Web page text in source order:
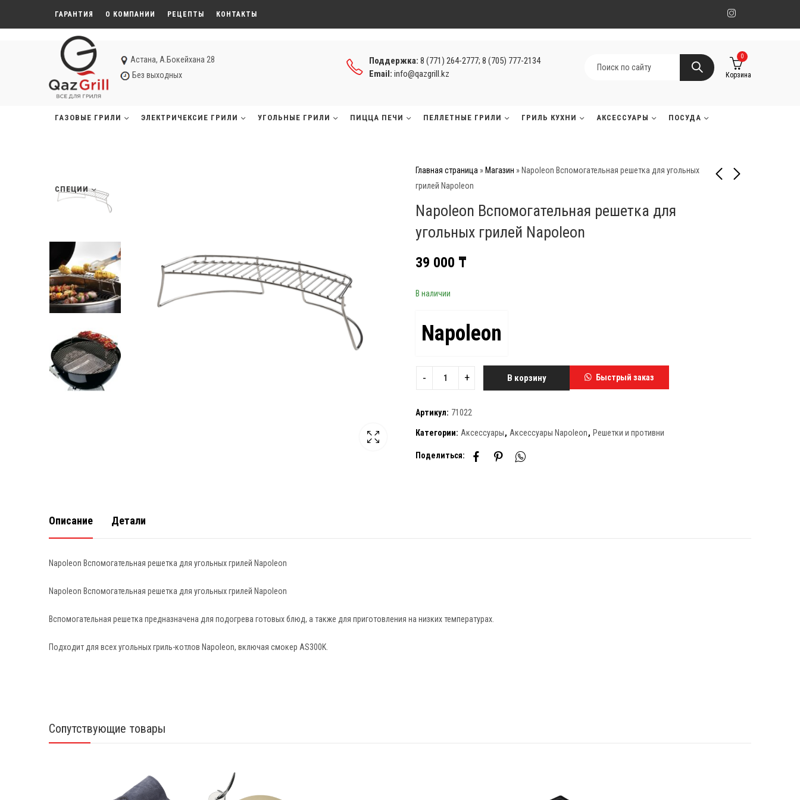
ГАРАНТИЯ О КОМПАНИИ РЕЦЕПТЫ КОНТАКТЫ
Астана, А.Бокейхана 28
Без выходных
Поддержка: 8 (771) 264-2777; 8 (705) 777-2134
Email: info@qazgrill.kz
0
Корзина
ГАЗОВЫЕ ГРИЛИ ЭЛЕКТРИЧЕКСИЕ ГРИЛИ УГОЛЬНЫЕ ГРИЛИ ПИЦЦА ПЕЧИ ПЕЛЛЕТНЫЕ ГРИЛИ ГРИЛЬ КУХНИ АКСЕССУАРЫ ПОСУДА
СПЕЦИИ
Главная страница » Магазин » Napoleon Вспомогательная решетка для угольных
грилей Napoleon
Napoleon Вспомогательная решетка для
угольных грилей Napoleon
Big Green Egg Кочерга
Big Green Egg Щетка-
39 000 ₸
В наличии
Napoleon
В корзину Быстрый заказ
Артикул: 71022
Категории: Аксессуары, Аксессуары Napoleon, Решетки и противни
Поделиться:
Описание Детали
Napoleon Вспомогательная решетка для угольных грилей Napoleon
Napoleon Вспомогательная решетка для угольных грилей Napoleon
Вспомогательная решетка предназначена для подогрева готовых блюд, а также для приготовления на низких температурах.
Подходит для всех угольных гриль-котлов Napoleon, включая смокер AS300K.
Сопутствующие товары